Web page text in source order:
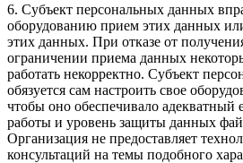
6. Субъект персональных данных
оборудованию прием этих данных
этих данных. При отказе от
ограничении приема данных
работать некорректно. Субъект
обязуется сам настроить свое
чтобы оно обеспечивало
работы и уровень защиты данных
Организация не предоставляет
консультаций на темы подобного